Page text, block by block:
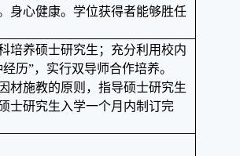
身心健康。学位获得者能够胜任
培养硕士研究生；充分利用校内
历”，实行双导师合作培养。
材施教的原则，指导硕士研究生
士研究生入学一个月内制订完